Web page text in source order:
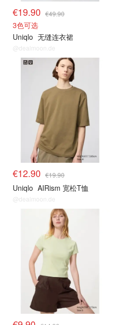
€19.90 €49.90
3色可选
Uniqlo 无缝连衣裙
@dealmoon.de
其他精选
€12.90 €19.90
Uniqlo AIRism 宽松T恤
@dealmoon.de